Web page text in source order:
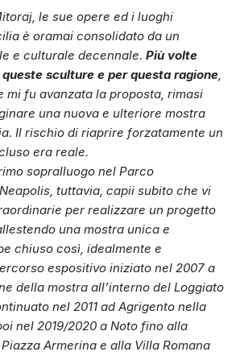
le sue opere ed i luoghi
è oramai consolidato da un
e culturale decennale. Più volte
sculture e per questa ragione,
mi fu avanzata la proposta, rimasi
una nuova e ulteriore mostra
Il rischio di riaprire forzatamente un
era reale.
sopralluogo nel Parco
tuttavia, capii subito che vi
per realizzare un progetto
una mostra unica e
chiuso così, idealmente e
espositivo iniziato nel 2007 a
della mostra all’interno del Loggiato
nel 2011 ad Agrigento nella
nel 2019/2020 a Noto fino alla
Armerina e alla Villa Romana